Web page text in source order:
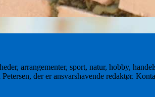
arrangementer, sport, natur, hobby,
der er ansvarshavende redaktør.